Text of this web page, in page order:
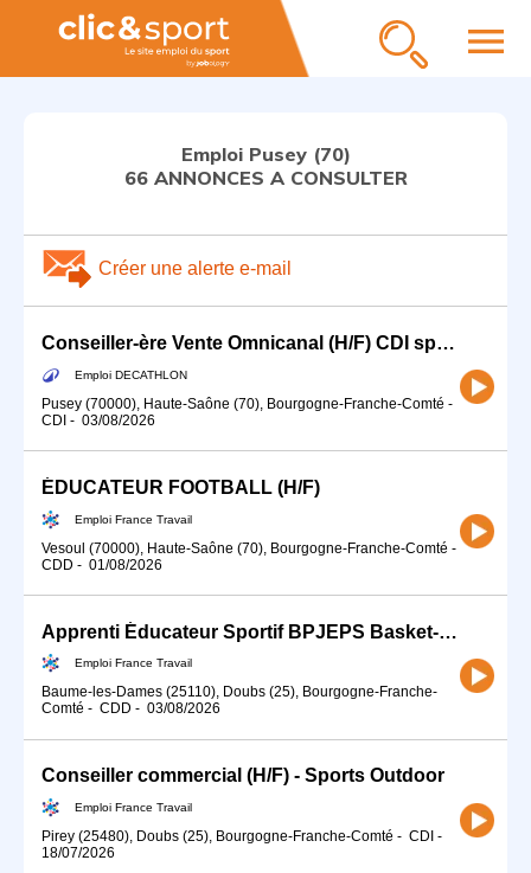
menu
Emploi Pusey (70)
66 ANNONCES A CONSULTER
Créer une alerte e-mail
Conseiller-ère Vente Omnicanal (H/F) CDI spécialité Pêche (et Chasse)
Emploi DECATHLON
Pusey (70000), Haute-Saône (70), Bourgogne-Franche-Comté -
CDI - 03/08/2026
ÉDUCATEUR FOOTBALL (H/F)
Emploi France Travail
Vesoul (70000), Haute-Saône (70), Bourgogne-Franche-Comté -
CDD - 01/08/2026
Apprenti Éducateur Sportif BPJEPS Basket-Ball (H/F)
Emploi France Travail
Baume-les-Dames (25110), Doubs (25), Bourgogne-Franche-
Comté - CDD - 03/08/2026
Conseiller commercial (H/F) - Sports Outdoor
Emploi France Travail
Pirey (25480), Doubs (25), Bourgogne-Franche-Comté - CDI -
18/07/2026